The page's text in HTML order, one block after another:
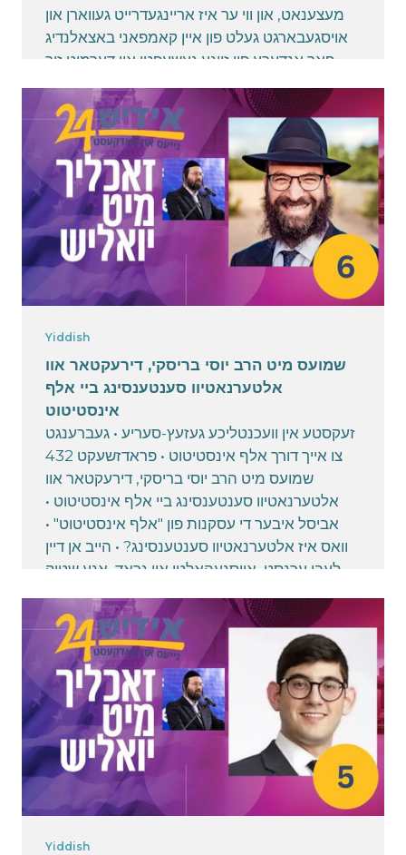
מעצענאט, און ווי ער איז אריינגעדרייט געווארן און
אויסגעבארגט געלט פון איין קאמפאני באצאלנדיג
פאר אנדערע פון זיינע געשעפטן און דערמיט זיך
April 14, 2025
Yiddish
שמועס מיט הרב יוסי בריסקי, דירעקטאר אוו
אלטערנאטיוו סענטענסינג ביי אלף
אינסטיטוט
זעקסטע אין וועכנטליכע געזעץ-סעריע • געברענגט
צו אייך דורך אלף אינסטיטוט • פראדזשעקט 432
שמועס מיט הרב יוסי בריסקי, דירעקטאר אוו
אלטערנאטיוו סענטענסינג ביי אלף אינסטיטוט •
אביסל איבער די עסקנות פון "אלף אינסטיטוט" •
וואס איז אלטערנאטיוו סענטענסינג? • הייב אן דיין
לעבן ערנסט, אויסגעהאלטן און גראד, אנע שטיק
און פארכאפט און שווינדל אדער אומגעזעצליכע
דרייערייען, קענסטו זיך צוריקכאפן, איידער ס'שפעט
-כתר דזשודעיקע איז דער אדרעס פאר אלע
דזשודעיקע מתנות לכבוד פסח און א גאנץ יאר
March 31, 2025
Yiddish